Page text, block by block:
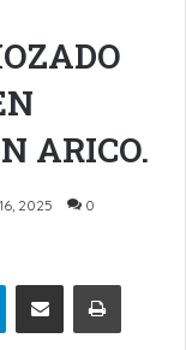
ARICO.
2025 0
TelegramCompartir por Email Imprimir